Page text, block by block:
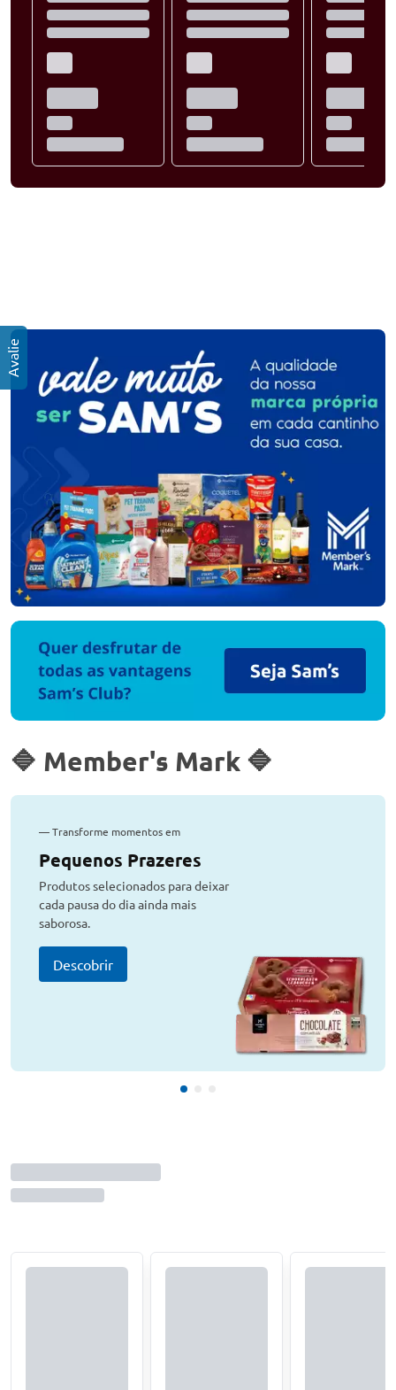
🔷 Member's Mark 🔷
—Transforme momentos em
Pequenos Prazeres
Produtos selecionados para deixar
cada pausa do dia ainda mais
saborosa.
Descobrir